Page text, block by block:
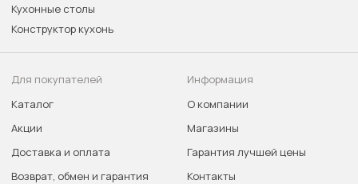
Кухонные столы
Конструктор кухонь
Для покупателей
Каталог
Акции
Доставка и оплата
Возврат, обмен и гарантия
Информация
О компании
Магазины
Гарантия лучшей цены
Контакты